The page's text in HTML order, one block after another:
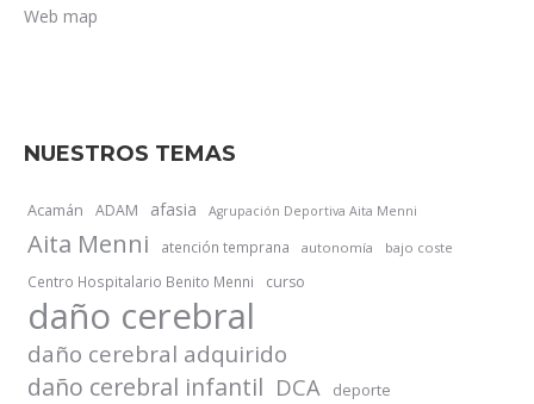
Web map
NUESTROS TEMAS
Acamán ADAM afasia Agrupación Deportiva Aita Menni
Aita Menni atención temprana autonomía bajo coste
Centro Hospitalario Benito Menni curso
daño cerebral
daño cerebral adquirido
daño cerebral infantil DCA deporte